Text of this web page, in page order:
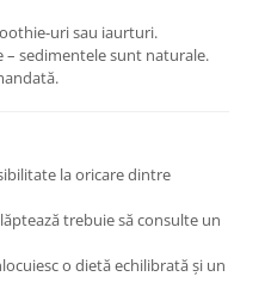
uri sau iaurturi.
sedimentele sunt naturale.
la oricare dintre
trebuie să consulte un
o dietă echilibrată și un